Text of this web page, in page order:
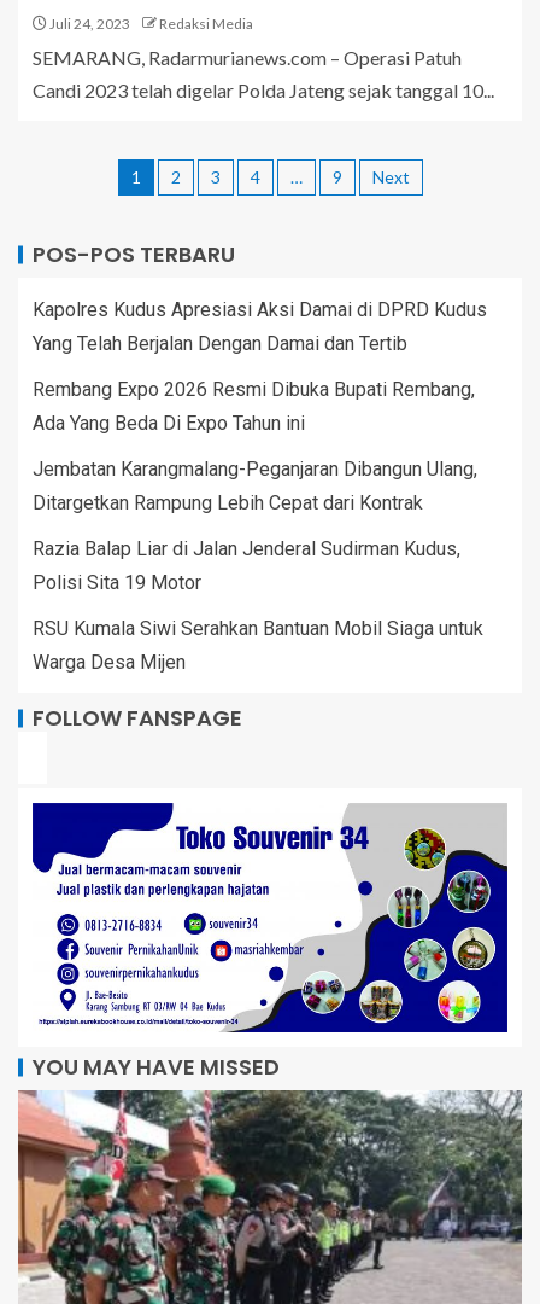
Juli 24, 2023 Redaksi Media
SEMARANG, Radarmurianews.com – Operasi Patuh
Candi 2023 telah digelar Polda Jateng sejak tanggal 10...
1 2 3 4 … 9 Next
POS-POS TERBARU
Kapolres Kudus Apresiasi Aksi Damai di DPRD Kudus
Yang Telah Berjalan Dengan Damai dan Tertib
Rembang Expo 2026 Resmi Dibuka Bupati Rembang,
Ada Yang Beda Di Expo Tahun ini
Jembatan Karangmalang-Peganjaran Dibangun Ulang,
Ditargetkan Rampung Lebih Cepat dari Kontrak
Razia Balap Liar di Jalan Jenderal Sudirman Kudus,
Polisi Sita 19 Motor
RSU Kumala Siwi Serahkan Bantuan Mobil Siaga untuk
Warga Desa Mijen
FOLLOW FANSPAGE
YOU MAY HAVE MISSED